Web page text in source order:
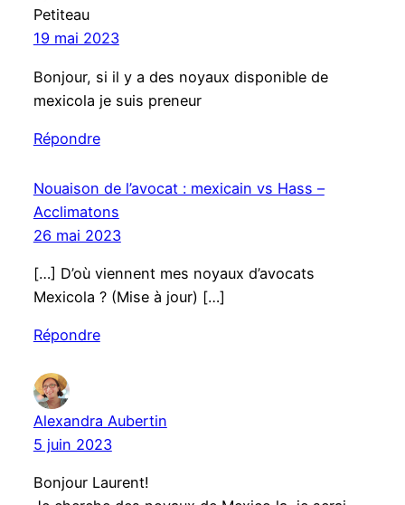
Petiteau
19 mai 2023
Bonjour, si il y a des noyaux disponible de
mexicola je suis preneur
Répondre
Nouaison de l’avocat : mexicain vs Hass –
Acclimatons
26 mai 2023
[…] D’où viennent mes noyaux d’avocats
Mexicola ? (Mise à jour) […]
Répondre
Alexandra Aubertin
5 juin 2023
Bonjour Laurent!